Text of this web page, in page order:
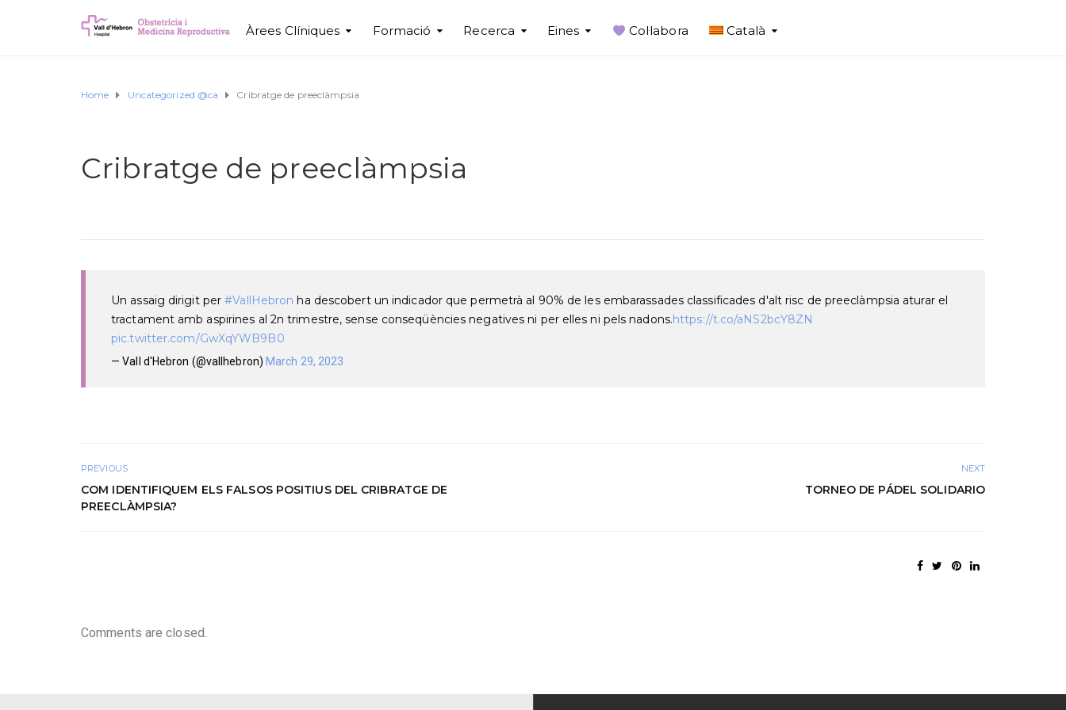
Àrees Clíniques Formació Recerca Eines Col·labora Català
Home Uncategorized @ca Cribratge de preeclàmpsia
Cribratge de preeclàmpsia
Un assaig dirigit per#VallHebron ha descobert un indicador que permetrà al 90% de les embarassades classificades d'alt risc de preeclàmpsia aturar el
tractament amb aspirines al 2n trimestre, sense conseqüències negatives ni per elles ni pels nadons.https://t.co/aNS2bcY8ZN
pic.twitter.com/GwXqYWB9B0
— Vall d'Hebron (@vallhebron)March 29, 2023
PREVIOUS
COM IDENTIFIQUEM ELS FALSOS POSITIUS DEL CRIBRATGE DE
PREECLÀMPSIA?
NEXT
TORNEO DE PÁDEL SOLIDARIO
Comments are closed.